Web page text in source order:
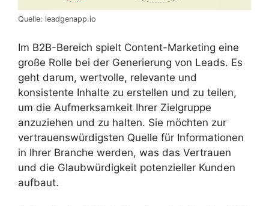
Quelle: leadgenapp.io
Im B2B-Bereich spielt Content-Marketing eine
große Rolle bei der Generierung von Leads. Es
geht darum, wertvolle, relevante und
konsistente Inhalte zu erstellen und zu teilen,
um die Aufmerksamkeit Ihrer Zielgruppe
anzuziehen und zu halten. Sie möchten zur
vertrauenswürdigsten Quelle für Informationen
in Ihrer Branche werden, was das Vertrauen
und die Glaubwürdigkeit potenzieller Kunden
aufbaut.